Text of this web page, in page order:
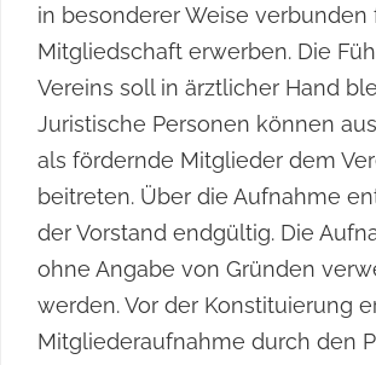
in besonderer Weise verbunden
Mitgliedschaft erwerben. Die
Vereins soll in ärztlicher Hand
Juristische Personen können
als fördernde Mitglieder dem
beitreten. Über die Aufnahme
der Vorstand endgültig. Die
ohne Angabe von Gründen
werden. Vor der Konstituierung
Mitgliederaufnahme durch den